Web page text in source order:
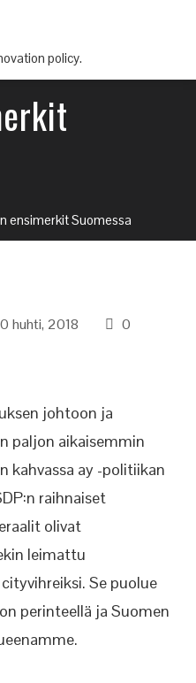
policy.
ensimerkit Suomessa
huhti, 2018
0
johtoon ja
paljon aikaisemmin
kahvassa ay -politiikan
raihnaiset
olivat
leimattu
Se puolue
perinteellä ja Suomen